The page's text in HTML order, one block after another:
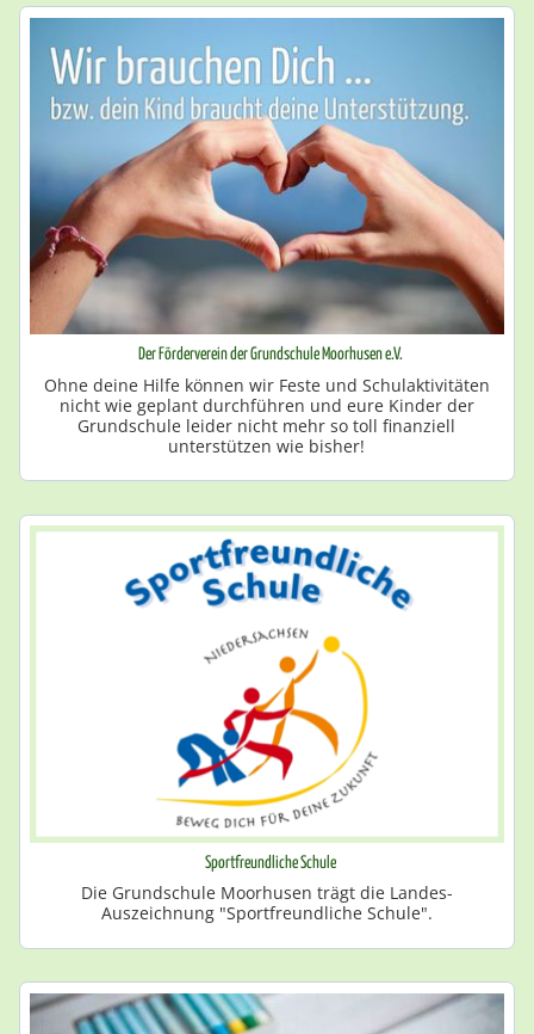
Der Förderverein der Grundschule Moorhusen e.V.
Ohne deine Hilfe können wir Feste und Schulaktivitäten
nicht wie geplant durchführen und eure Kinder der
Grundschule leider nicht mehr so toll finanziell
unterstützen wie bisher!
Sportfreundliche Schule
Die Grundschule Moorhusen trägt die Landes-
Auszeichnung "Sportfreundliche Schule".